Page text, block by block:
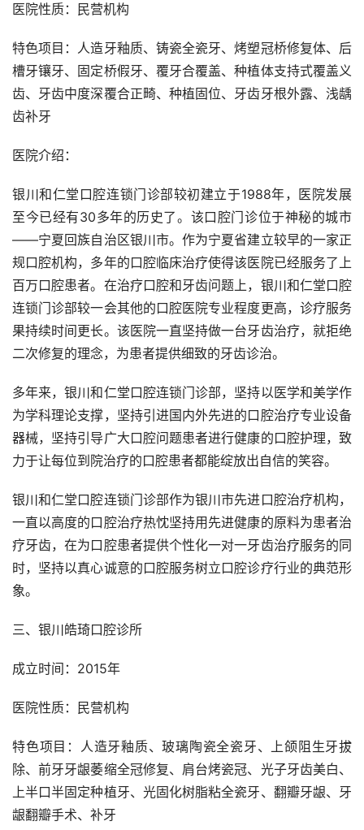
医院性质：民营机构
特色项目：人造牙釉质、铸瓷全瓷牙、烤塑冠桥修复体、后
槽牙镶牙、固定桥假牙、覆牙合覆盖、种植体支持式覆盖义
齿、牙齿中度深覆合正畸、种植固位、牙齿牙根外露、浅龋
齿补牙
医院介绍：
银川和仁堂口腔连锁门诊部较初建立于1988年，医院发展
至今已经有30多年的历史了。该口腔门诊位于神秘的城市
——宁夏回族自治区银川市。作为宁夏省建立较早的一家正
规口腔机构，多年的口腔临床治疗使得该医院已经服务了上
百万口腔患者。在治疗口腔和牙齿问题上，银川和仁堂口腔
连锁门诊部较一会其他的口腔医院专业程度更高，诊疗服务
果持续时间更长。该医院一直坚持做一台牙齿治疗，就拒绝
二次修复的理念，为患者提供细致的牙齿诊治。
多年来，银川和仁堂口腔连锁门诊部，坚持以医学和美学作
为学科理论支撑，坚持引进国内外先进的口腔治疗专业设备
器械，坚持引导广大口腔问题患者进行健康的口腔护理，致
力于让每位到院治疗的口腔患者都能绽放出自信的笑容。
银川和仁堂口腔连锁门诊部作为银川市先进口腔治疗机构，
一直以高度的口腔治疗热忱坚持用先进健康的原料为患者治
疗牙齿，在为口腔患者提供个性化一对一牙齿治疗服务的同
时，坚持以真心诚意的口腔服务树立口腔诊疗行业的典范形
象。
三、银川皓琦口腔诊所
成立时间：2015年
医院性质：民营机构
特色项目：人造牙釉质、玻璃陶瓷全瓷牙、上颌阻生牙拔
除、前牙牙龈萎缩全冠修复、肩台烤瓷冠、光子牙齿美白、
上半口半固定种植牙、光固化树脂粘全瓷牙、翻瓣牙龈、牙
龈翻瓣手术、补牙